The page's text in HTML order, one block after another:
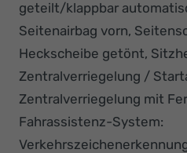
geteilt/klappbar
Seitenairbag vorn,
Heckscheibe getönt,
Zentralverriegelung /
Zentralverriegelung mit
Fahrassistenz-System: